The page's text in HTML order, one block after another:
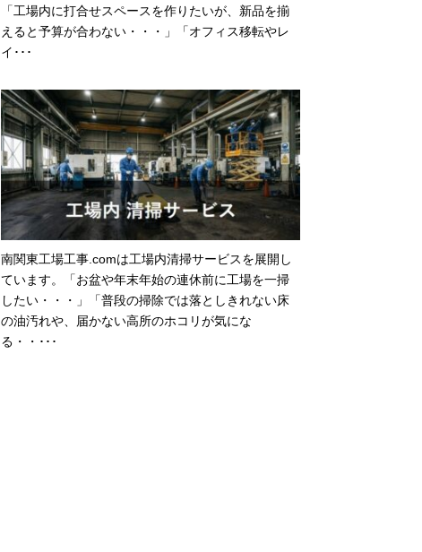
「工場内に打合せスペースを作りたいが、新品を揃
えると予算が合わない・・・」「オフィス移転やレ
イ･･･
南関東工場工事.comは工場内清掃サービスを展開し
ています。「お盆や年末年始の連休前に工場を一掃
したい・・・」「普段の掃除では落としきれない床
の油汚れや、届かない高所のホコリが気にな
る・・･･･